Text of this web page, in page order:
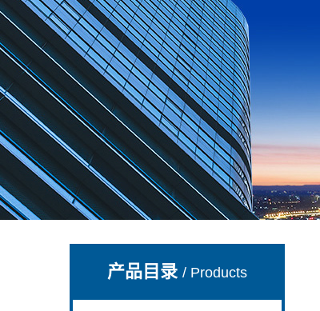
上海康驿实业有限公司
产品目录/ Products